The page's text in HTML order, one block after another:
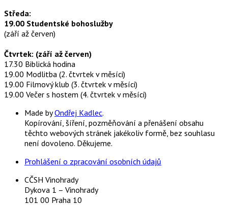
Středa:
19.00 Studentské bohoslužby
(září až červen)
Čtvrtek: (září až červen)
17.30 Biblická hodina
19.00 Modlitba (2. čtvrtek v měsíci)
19.00 Filmový klub (3. čtvrtek v měsíci)
19.00 Večer s hostem (4. čtvrtek v měsíci)
Made byOndřej Kadlec.
Kopírování, šíření, pozměňování a přenášení obsahu
těchto webových stránek jakékoliv formě, bez souhlasu
není dovoleno. Děkujeme.
Prohlášení o zpracování osobních údajů
CČSH Vinohrady
Dykova 1 – Vinohrady
101 00 Praha 10